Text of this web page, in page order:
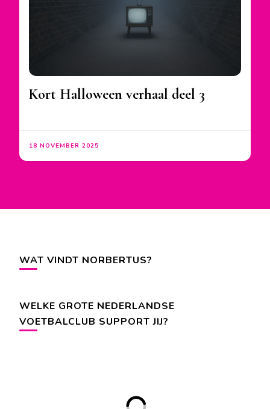
Kort Halloween verhaal deel 3
18 NOVEMBER 2025
WAT VINDT NORBERTUS?
WELKE GROTE NEDERLANDSE
VOETBALCLUB SUPPORT JIJ?